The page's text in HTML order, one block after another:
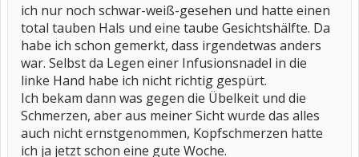
ich nur noch schwar-weiß-gesehen und hatte einen
total tauben Hals und eine taube Gesichtshälfte. Da
habe ich schon gemerkt, dass irgendetwas anders
war. Selbst da Legen einer Infusionsnadel in die
linke Hand habe ich nicht richtig gespürt.
Ich bekam dann was gegen die Übelkeit und die
Schmerzen, aber aus meiner Sicht wurde das alles
auch nicht ernstgenommen, Kopfschmerzen hatte
ich ja jetzt schon eine gute Woche.